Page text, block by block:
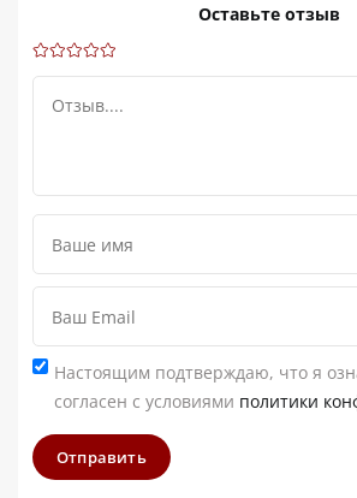
Оставьте отзыв
Настоящим подтверждаю, что я
согласен с условиями политики
Отправить